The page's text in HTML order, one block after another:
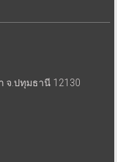
จ.ปทุมธานี 12130